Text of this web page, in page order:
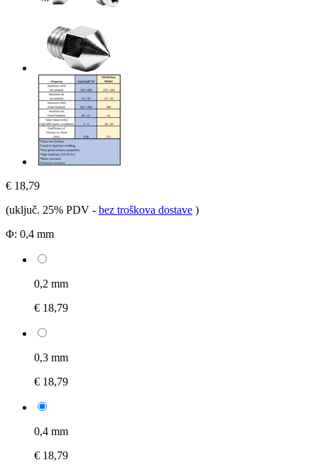
€ 18,79
(uključ. 25% PDV - bez troškova dostave )
Φ: 0,4 mm
0,2 mm
€ 18,79
0,3 mm
€ 18,79
0,4 mm
€ 18,79